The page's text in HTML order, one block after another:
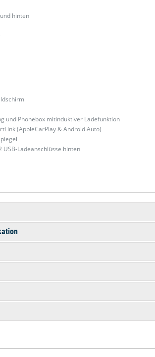
hinten
und Phonebox mitinduktiver Ladefunktion
(AppleCarPlay & Android Auto)
USB-Ladeanschlüsse hinten